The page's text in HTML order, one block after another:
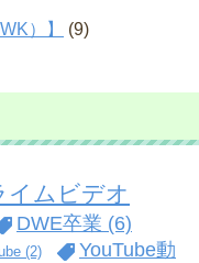
）】 (9)
イムビデオ
DWE卒業 (6)
(2)
YouTube動